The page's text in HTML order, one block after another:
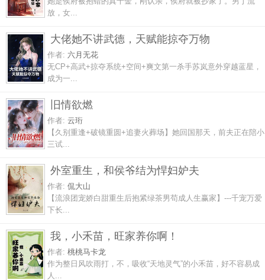
放，女...
大佬她不讲武德，天赋能掠夺万物
作者: 六月无花
无CP+高武+掠夺系统+空间+爽文第一杀手苏岚意外穿越蓝星，
成为一...
旧情欲燃
作者: 云珩
【久别重逢+破镜重圆+追妻火葬场】她回国那天，前夫正在陪小
三试...
外室重生，和侯爷结为悍妇妒夫
作者: 侃大山
【流浪团宠娇白甜重生后抱紧绿茶男苟成人生赢家】---千宠万爱
下长...
我，小禾苗，旺家养你啊！
作者: 桃桃马卡龙
作为整日风吹雨打，不，吸收“天地灵气”的小禾苗，好不容易成
人...